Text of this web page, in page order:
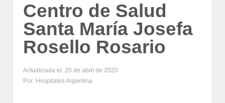
Centro de Salud
Santa María Josefa
Rosello Rosario
Actualizada el: 20 de abril de 2020
Por: Hospitales Argentina